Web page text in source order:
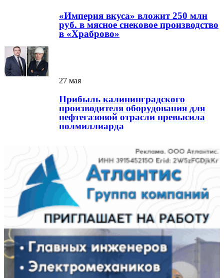
«Империя вкуса» вложит 250 млн
руб. в мясное снековое производство
в «Храброво»
27 мая
Прибыль калининградского
производителя оборудования для
нефтегазовой отрасли превысила
полмиллиарда